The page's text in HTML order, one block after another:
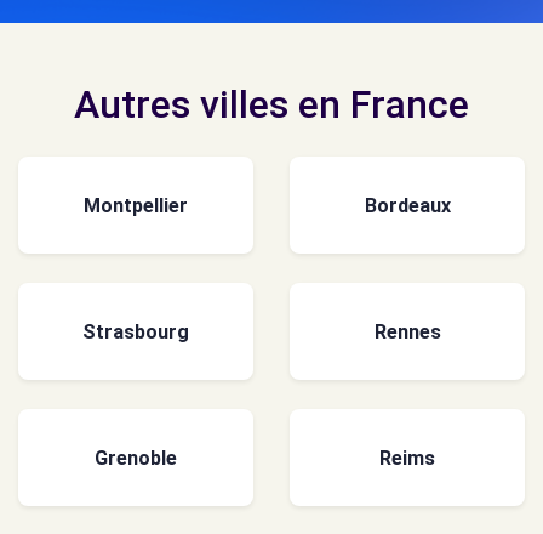
Autres villes en France
Montpellier Bordeaux
Strasbourg Rennes
Grenoble Reims